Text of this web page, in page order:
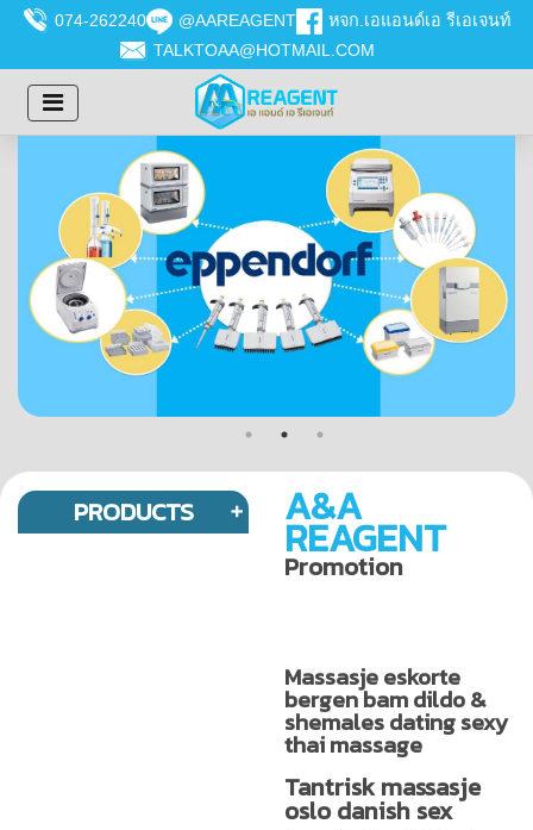
074-262240 @AAREAGENT
หจก.เอแอนด์เอ รีเอเจนท์
TALKTOAA@HOTMAIL.COM
PRODUCTS A&A
REAGENT
Promotion
Massasje eskorte
bergen bam dildo &
shemales dating sexy
thai massage
Tantrisk massasje
oslo danish sex